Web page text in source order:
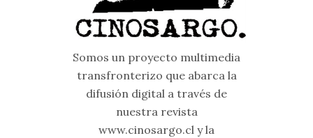
Somos un proyecto multimedia
transfronterizo que abarca la
difusión digital a través de
nuestra revista
www.cinosargo.cl y la